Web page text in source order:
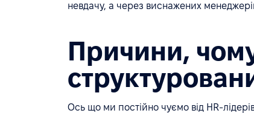
невдачу, а через виснажених
Причини,
Ось що ми постійно чуємо від HR-